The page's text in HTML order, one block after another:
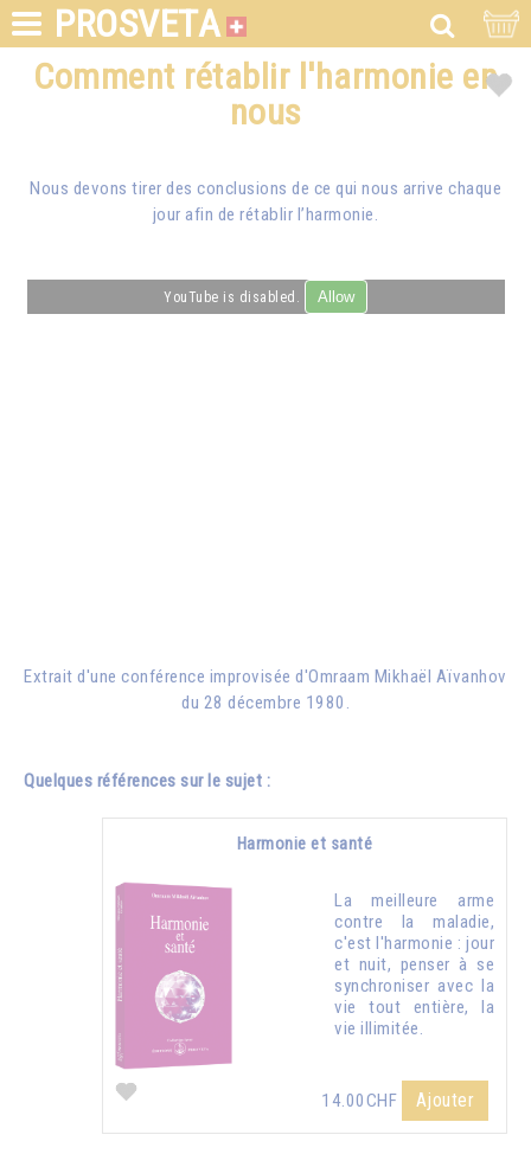
PROSVETA
Comment rétablir l'harmonie en
nous
Nous devons tirer des conclusions de ce qui nous arrive chaque
jour afin de rétablir l’harmonie.
YouTube is disabled. Allow
Extrait d'une conférence improvisée d'Omraam Mikhaël Aïvanhov
du 28 décembre 1980.
Quelques références sur le sujet :
Harmonie et santé
La meilleure arme
contre la maladie,
c'est l'harmonie : jour
et nuit, penser à se
synchroniser avec la
vie tout entière, la
vie illimitée.
14.00CHF Ajouter